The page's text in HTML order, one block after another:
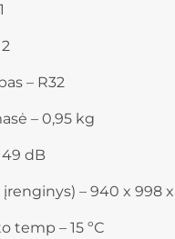
– R32
– 0,95 kg
49 dB
– 940 x 998
temp – 15 ºС